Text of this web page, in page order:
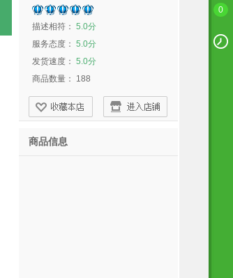
描述相符： 5.0分
服务态度： 5.0分
发货速度： 5.0分
商品数量：
188
商品信息
0